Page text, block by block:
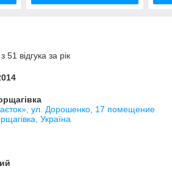
51 відгука за рік
ул. Дорошенко, 17 помещение
Україна